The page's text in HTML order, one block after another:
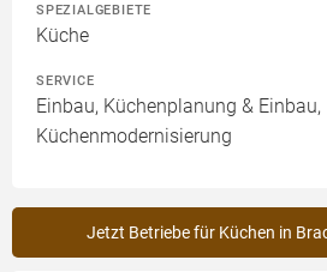
SPEZIALGEBIETE
Küche
SERVICE
Einbau, Küchenplanung & Einbau,
Küchenmodernisierung
Jetzt Betriebe für Küchen in